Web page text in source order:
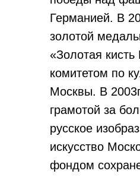
Германией. В
золотой
«Золотая кисть
комитетом по
Москвы. В
грамотой за
русское
искусство
фондом